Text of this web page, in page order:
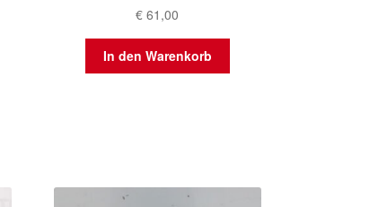
€ 61,00
In den Warenkorb